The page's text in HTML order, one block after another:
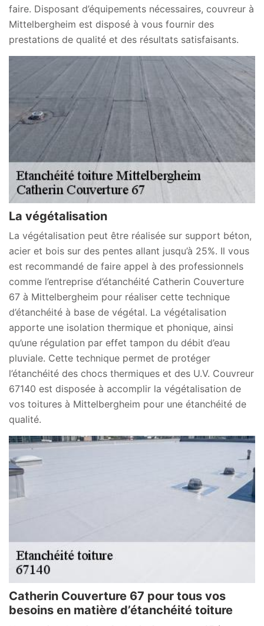
faire. Disposant d’équipements nécessaires, couvreur à
Mittelbergheim est disposé à vous fournir des
prestations de qualité et des résultats satisfaisants.
La végétalisation
La végétalisation peut être réalisée sur support béton,
acier et bois sur des pentes allant jusqu’à 25%. Il vous
est recommandé de faire appel à des professionnels
comme l’entreprise d’étanchéité Catherin Couverture
67 à Mittelbergheim pour réaliser cette technique
d’étanchéité à base de végétal. La végétalisation
apporte une isolation thermique et phonique, ainsi
qu’une régulation par effet tampon du débit d’eau
pluviale. Cette technique permet de protéger
l’étanchéité des chocs thermiques et des U.V. Couvreur
67140 est disposée à accomplir la végétalisation de
vos toitures à Mittelbergheim pour une étanchéité de
qualité.
Catherin Couverture 67 pour tous vos
besoins en matière d’étanchéité toiture